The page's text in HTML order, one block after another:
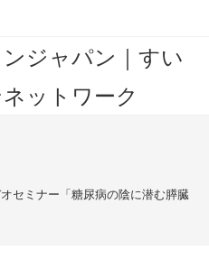
ジャパン｜すい
ットワーク
セミナー「糖尿病の陰に潜む膵臓